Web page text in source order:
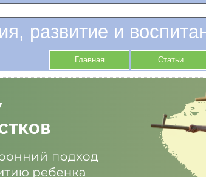
развитие и
Главная Статьи